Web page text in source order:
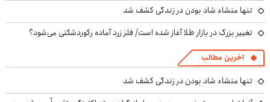
تنها منشاء شاد بودن در زندگی کشف شد
تغییر بزرگ در بازار طلا آغاز شده است/ فلز زرد آماده رکوردشکنی می‌شود؟
آخرین مطالب
تنها منشاء شاد بودن در زندگی کشف شد